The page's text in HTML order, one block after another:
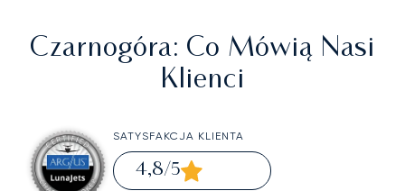
Czarnogóra: Co Mówią Nasi
Klienci
SATYSFAKCJA KLIENTA
4,8/5